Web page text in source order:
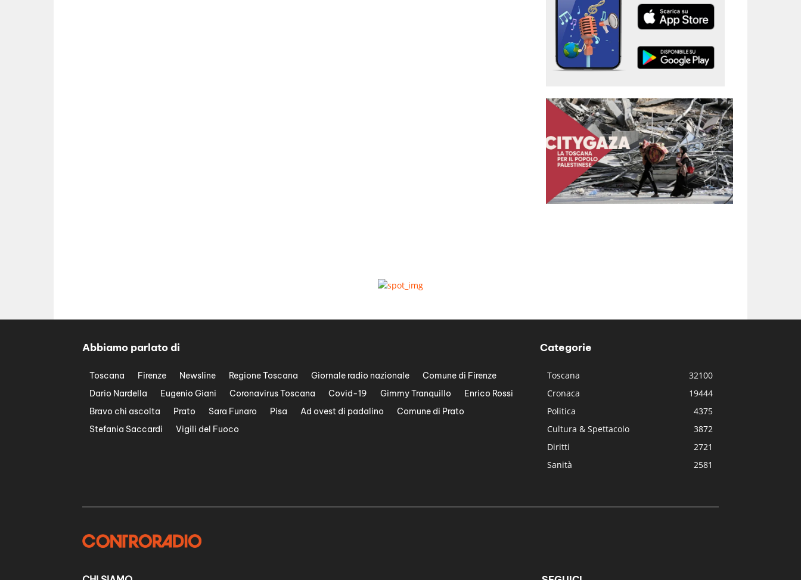
Abbiamo parlato di
Toscana Firenze Newsline Regione Toscana Giornale radio nazionale
Comune di Firenze
Dario Nardella
Eugenio Giani Coronavirus Toscana Covid-19 Gimmy Tranquillo
Enrico Rossi
Bravo chi ascolta
Prato Sara Funaro Pisa Ad ovest di padalino
Comune di Prato
Stefania Saccardi
Vigili del Fuoco
Categorie
Toscana
32100
Cronaca
19444
Politica
4375
Cultura & Spettacolo
3872
Diritti
2721
Sanità
2581